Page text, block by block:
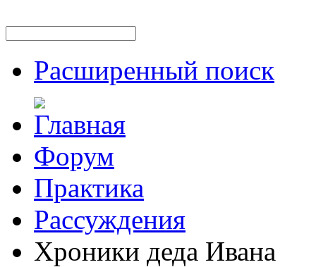
Расширенный поиск
Форум
Практика
Рассуждения
Хроники деда Ивана